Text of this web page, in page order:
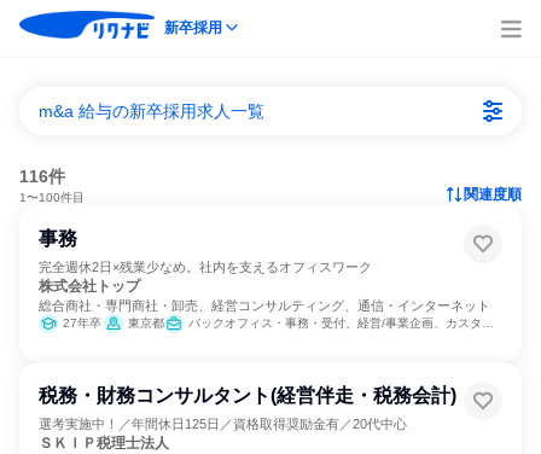
新卒採用
m&a 給与の新卒採用求人一覧
116件
1〜100件目 関連度順
事務
完全週休2日×残業少なめ。社内を支えるオフィスワーク
株式会社トップ
総合商社・専門商社・卸売、経営コンサルティング、通信・インターネット
27年卒 東京都 バックオフィス・事務・受付、経営/事業企画、カスタマーサポート/コールセンター
税務・財務コンサルタント(経営伴走・税務会計)
選考実施中！／年間休日125日／資格取得奨励金有／20代中心
ＳＫＩＰ税理士法人